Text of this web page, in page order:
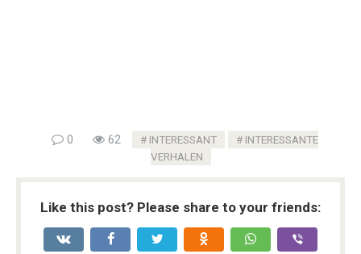
0 62 INTERESSANT
INTERESSANTE
VERHALEN
Like this post? Please share to your friends: